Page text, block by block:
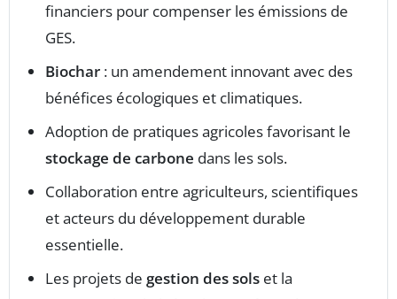
financiers pour compenser les émissions de
GES.
Biochar : un amendement innovant avec des
bénéfices écologiques et climatiques.
Adoption de pratiques agricoles favorisant le
stockage de carbone dans les sols.
Collaboration entre agriculteurs, scientifiques
et acteurs du développement durable
essentielle.
Les projets de gestion des sols et la